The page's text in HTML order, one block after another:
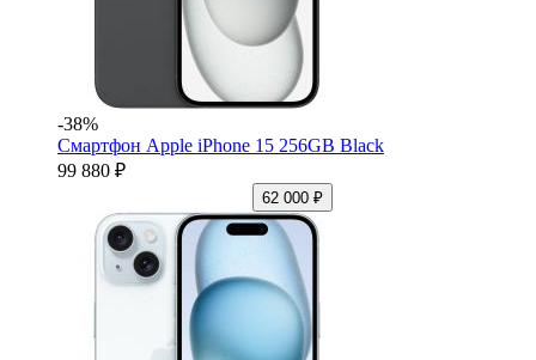
-38%
Смартфон Apple iPhone 15 256GB Black
99 880 ₽
62 000 ₽